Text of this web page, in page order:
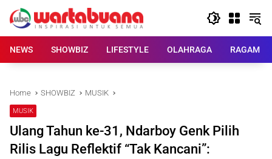
content
NEWS
SHOWBIZ LIFESTYLE OLAHRAGA RAGAM
Home SHOWBIZ MUSIK
MUSIK
Ulang Tahun ke-31, Ndarboy Genk Pilih
Rilis Lagu Reflektif “Tak Kancani”: